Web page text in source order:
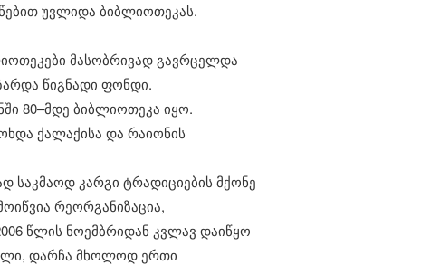
უვლიდა ბიბლიოთეკას.
მასობრივად გავრცელდა
წიგნადი ფონდი.
80–მდე ბიბლიოთეკა იყო.​
ქალაქისა და რაიონის
საკმაოდ კარგი ტრადიციების მქონე
რეორგანიზაცია,
წლის ნოემბრიდან კვლავ დაიწყო
დარჩა მხოლოდ ერთი